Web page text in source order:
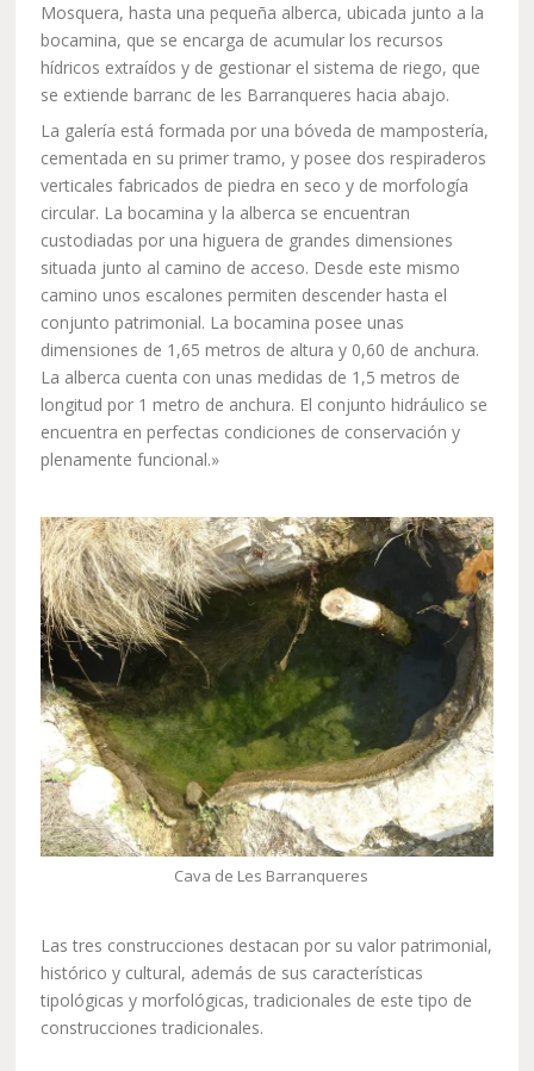
Mosquera, hasta una pequeña alberca, ubicada junto a la
bocamina, que se encarga de acumular los recursos
hídricos extraídos y de gestionar el sistema de riego, que
se extiende barranc de les Barranqueres hacia abajo.
La galería está formada por una bóveda de mampostería,
cementada en su primer tramo, y posee dos respiraderos
verticales fabricados de piedra en seco y de morfología
circular. La bocamina y la alberca se encuentran
custodiadas por una higuera de grandes dimensiones
situada junto al camino de acceso. Desde este mismo
camino unos escalones permiten descender hasta el
conjunto patrimonial. La bocamina posee unas
dimensiones de 1,65 metros de altura y 0,60 de anchura.
La alberca cuenta con unas medidas de 1,5 metros de
longitud por 1 metro de anchura. El conjunto hidráulico se
encuentra en perfectas condiciones de conservación y
plenamente funcional.»
Cava de Les Barranqueres
Las tres construcciones destacan por su valor patrimonial,
histórico y cultural, además de sus características
tipológicas y morfológicas, tradicionales de este tipo de
construcciones tradicionales.